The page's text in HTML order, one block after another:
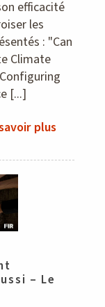
efficacité
les
: "Can
Climate
[...]
plus
– Le